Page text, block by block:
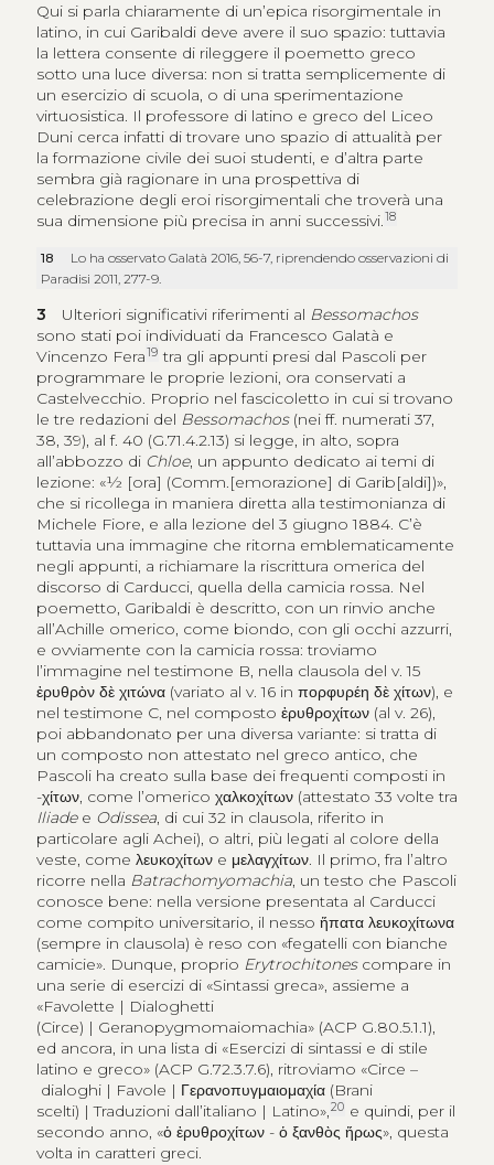
Qui si parla chiaramente di un’epica risorgimentale in
latino, in cui Garibaldi deve avere il suo spazio: tuttavia
la lettera consente di rileggere il poemetto greco
sotto una luce diversa: non si tratta semplicemente di
un esercizio di scuola, o di una sperimentazione
virtuosistica. Il professore di latino e greco del Liceo
Duni cerca infatti di trovare uno spazio di attualità per
la formazione civile dei suoi studenti, e d’altra parte
sembra già ragionare in una prospettiva di
celebrazione degli eroi risorgimentali che troverà una
sua dimensione più precisa in anni successivi.18
18
Lo ha osservato Galatà 2016, 56-7, riprendendo osservazioni di
Paradisi 2011, 277-9.
3 Ulteriori significativi riferimenti al Bessomachos
sono stati poi individuati da Francesco Galatà e
Vincenzo Fera19 tra gli appunti presi dal Pascoli per
programmare le proprie lezioni, ora conservati a
Castelvecchio. Proprio nel fascicoletto in cui si trovano
le tre redazioni del Bessomachos(nei ff. numerati 37,
38, 39), al f. 40 (G.71.4.2.13) si legge, in alto, sopra
all’abbozzo di Chloe, un appunto dedicato ai temi di
lezione: «½ [ora] (Comm.[emorazione] di Garib[aldi])»,
che si ricollega in maniera diretta alla testimonianza di
Michele Fiore, e alla lezione del 3 giugno 1884. C’è
tuttavia una immagine che ritorna emblematicamente
negli appunti, a richiamare la riscrittura omerica del
discorso di Carducci, quella della camicia rossa. Nel
poemetto, Garibaldi è descritto, con un rinvio anche
all’Achille omerico, come biondo, con gli occhi azzurri,
e ovviamente con la camicia rossa: troviamo
l’immagine nel testimone B, nella clausola del v. 15
ἐρυθρὸν δὲ χιτώνα(variato al v. 16 in πορφυρέη δὲ χίτων), e
nel testimone C, nel composto ἐρυθροχίτων(al v. 26),
poi abbandonato per una diversa variante: si tratta di
un composto non attestato nel greco antico, che
Pascoli ha creato sulla base dei frequenti composti in
-χίτων, come l’omerico χαλκοχίτων(attestato 33 volte tra
Iliade e Odissea, di cui 32 in clausola, riferito in
particolare agli Achei), o altri, più legati al colore della
veste, come λευκοχίτωνe μελαγχίτων. Il primo, fra l’altro
ricorre nella Batrachomyomachia, un testo che Pascoli
conosce bene: nella versione presentata al Carducci
come compito universitario, il nesso ἥπατα λευκοχίτωνα
(sempre in clausola) è reso con «fegatelli con bianche
camicie». Dunque, proprio Erytrochitonescompare in
una serie di esercizi di «Sintassi greca», assieme a
«Favolette | Dialoghetti
(Circe) | Geranopygmomaiomachia» (ACP G.80.5.1.1),
ed ancora, in una lista di «Esercizi di sintassi e di stile
latino e greco» (ACP G.72.3.7.6), ritroviamo «Circe –
dialoghi | Favole | Γερανοπυγμαιομαχία(Brani
scelti) | Traduzioni dall’italiano | Latino»,20 e quindi, per il
secondo anno, «ὁ ἐρυθροχίτων- ὁ ξανθὸς ἥρως», questa
volta in caratteri greci.